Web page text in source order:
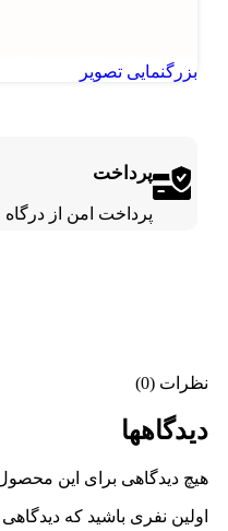
بزرگنمایی تصویر
پرداخت
پرداخت امن از
نظرات (0)
دیدگاهها
هیچ دیدگاهی برای این
اولین نفری باشید که